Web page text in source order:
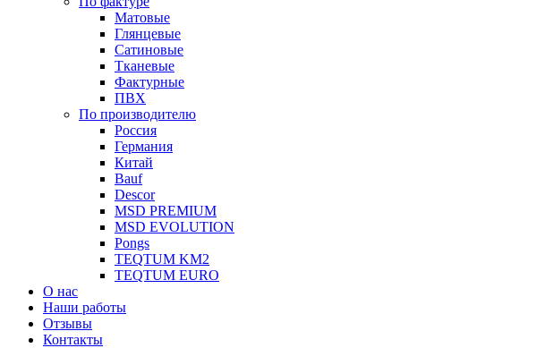
Матовые
Глянцевые
Сатиновые
Тканевые
Фактурные
ПВХ
По производителю
Россия
Германия
Китай
Вauf
Descor
MSD PREMIUM
MSD EVOLUTION
Pongs
TEQTUM KM2
TEQTUM EURO
О нас
Наши работы
Отзывы
Контакты